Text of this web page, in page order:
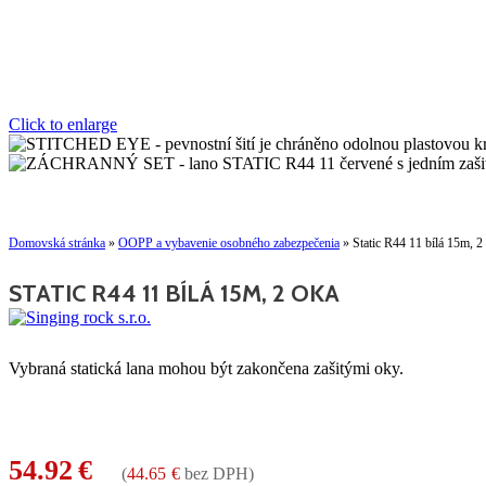
Click to enlarge
Domovská stránka » OOPP a vybavenie osobného zabezpečenia » Static R44 11 bílá 15m, 2
STATIC R44 11 BÍLÁ 15M, 2 OKA
Vybraná statická lana mohou být zakončena zašitými oky.
54.92 € (44.65 € bez DPH)